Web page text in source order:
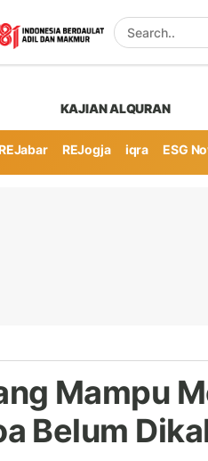
KAJIAN ALQURAN
REJabar REJogja iqra ESG
Mampu
Belum